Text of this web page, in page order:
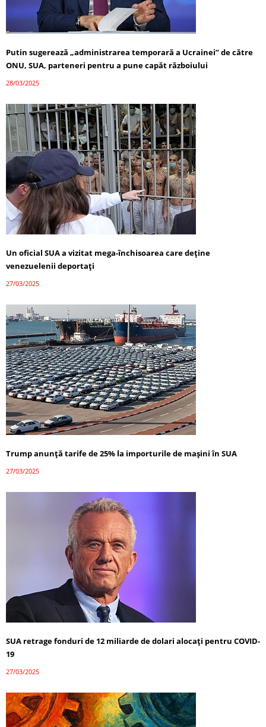
Putin sugerează „administrarea temporară a Ucrainei” de către
ONU, SUA, parteneri pentru a pune capăt războiului
28/03/2025
Un oficial SUA a vizitat mega-închisoarea care deține
venezuelenii deportați
27/03/2025
Trump anunță tarife de 25% la importurile de mașini în SUA
27/03/2025
SUA retrage fonduri de 12 miliarde de dolari alocați pentru COVID-
19
27/03/2025